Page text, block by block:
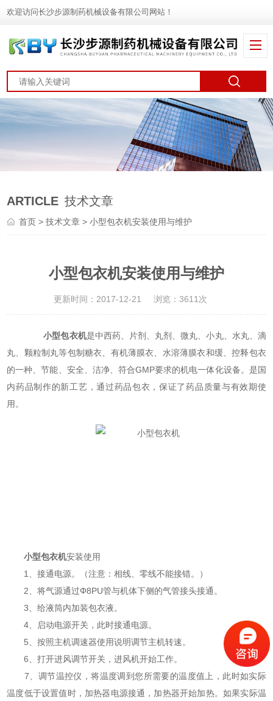
欢迎访问长沙步源制药机械设备有限公司网站！
ARTICLE 技术文章
首页 >技术文章 > 小型包衣机安装使用与维护
小型包衣机安装使用与维护
更新时间：2017-12-21 浏览：3611次
小型包衣机是中西药、片剂、丸剂、微丸、小丸、水丸、滴
丸、颗粒制丸等包制糖衣、有机薄膜衣、水溶薄膜衣和缓、控释包衣
的一种、节能、安全、洁净、符合GMP要求的机电一体化设备。是国
内药品制作的新工艺，通过药品包衣，保证了药品质量与有效期使
用。
小型包衣机安装使用
1、接通电源。（注意：相线、零线不能接错。）
2、将气源通过Φ8PU管与机体下侧的气管接头接通。
3、给液筒内加装包衣液。
4、启动电源开关，此时接通电源。
5、按照主机调速器使用说明调节主机转速。
6、打开进风调节开关，进风机开始工作。
7、调节温控仪，将温度调到您所需要的温度值上，此时如实际
温度低于设置值时，加热器电源接通，加热器开始加热。如果实际温